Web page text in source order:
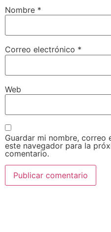
Nombre *
Correo electrónico *
Web
Guardar mi nombre,
este navegador para la
comentario.